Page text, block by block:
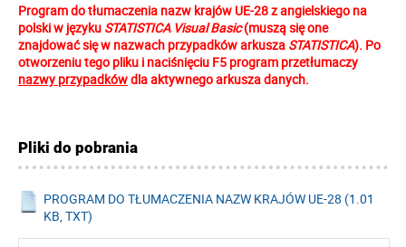
Program do tłumaczenia nazw krajów UE-28 z angielskiego na
polski w języku STATISTICA Visual Basic(muszą się one
znajdować się w nazwach przypadków arkusza STATISTICA). Po
otworzeniu tego pliku i naciśnięciu F5 program przetłumaczy
nazwy przypadkówdla aktywnego arkusza danych.
Pliki do pobrania
PROGRAM DO TŁUMACZENIA NAZW KRAJÓW UE-28 (1.01
KB, TXT)